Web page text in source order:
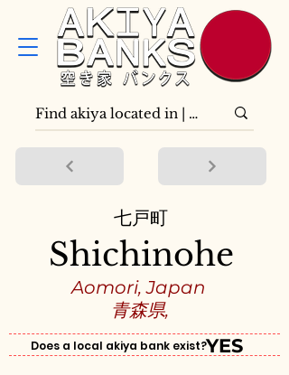
Shichinohe
七戸町
Aomori, Japan
青森県,
YES
Does a local akiya bank exist?